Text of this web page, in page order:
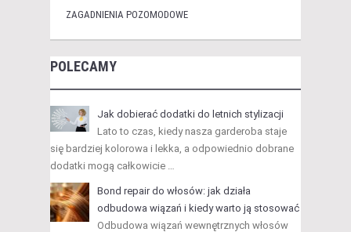
ZAGADNIENIA POZOMODOWE
POLECAMY
Jak dobierać dodatki do letnich stylizacji
Lato to czas, kiedy nasza garderoba staje
się bardziej kolorowa i lekka, a odpowiednio dobrane
dodatki mogą całkowicie …
Bond repair do włosów: jak działa
odbudowa wiązań i kiedy warto ją stosować
Odbudowa wiązań wewnętrznych włosów